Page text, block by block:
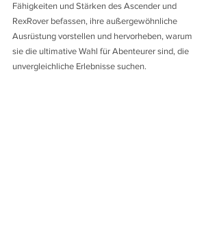
Fähigkeiten und Stärken des Ascender und
RexRover befassen, ihre außergewöhnliche
Ausrüstung vorstellen und hervorheben, warum
sie die ultimative Wahl für Abenteurer sind, die
unvergleichliche Erlebnisse suchen.